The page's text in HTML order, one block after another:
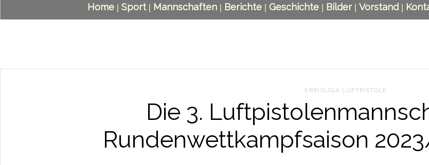
Home | Sport| Mannschaften| Berichte| Geschichte| Bilder| Vorstand|
KREISLIGA LUFTPISTOLE
Die 3.
Rundenwettkampfsaison